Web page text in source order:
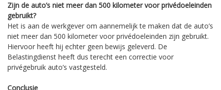
Zijn de auto’s niet meer dan 500 kilometer voor privédoeleinden
gebruikt?
Het is aan de werkgever om aannemelijk te maken dat de auto’s
niet meer dan 500 kilometer voor privédoeleinden zijn gebruikt.
Hiervoor heeft hij echter geen bewijs geleverd. De
Belastingdienst heeft dus terecht een correctie voor
privégebruik auto’s vastgesteld.
Conclusie